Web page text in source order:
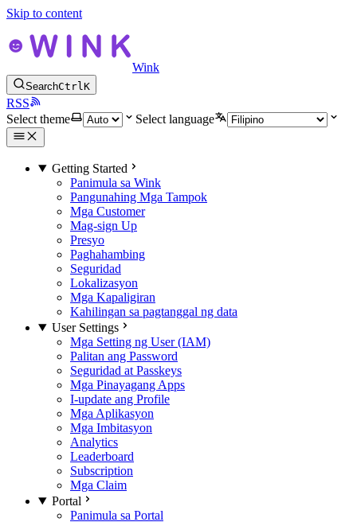
Skip to content
Wink
SearchCtrlK
RSS
Select theme
Select language
Getting Started
Panimula sa Wink
Pangunahing Mga Tampok
Mga Customer
Mag-sign Up
Presyo
Paghahambing
Seguridad
Lokalizasyon
Mga Kapaligiran
Kahilingan sa pagtanggal ng data
User Settings
Mga Setting ng User (IAM)
Palitan ang Password
Seguridad at Passkeys
Mga Pinayagang Apps
I-update ang Profile
Mga Aplikasyon
Mga Imbitasyon
Analytics
Leaderboard
Subscription
Mga Claim
Portal
Panimula sa Portal